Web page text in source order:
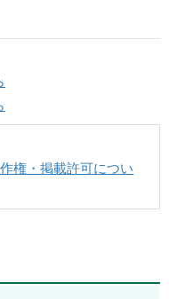
権・掲載許可につい